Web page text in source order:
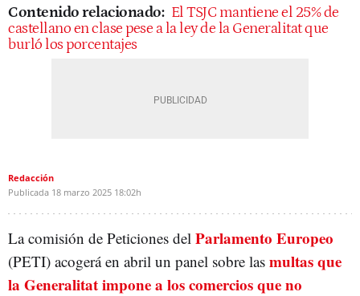
Contenido relacionado: El TSJC mantiene el 25% de
castellano en clase pese a la ley de la Generalitat que
burló los porcentajes
Redacción
Publicada 18 marzo 2025 18:02h
La comisión de Peticiones del Parlamento Europeo
(PETI) acogerá en abril un panel sobre las multas que
la Generalitat impone a los comercios que no